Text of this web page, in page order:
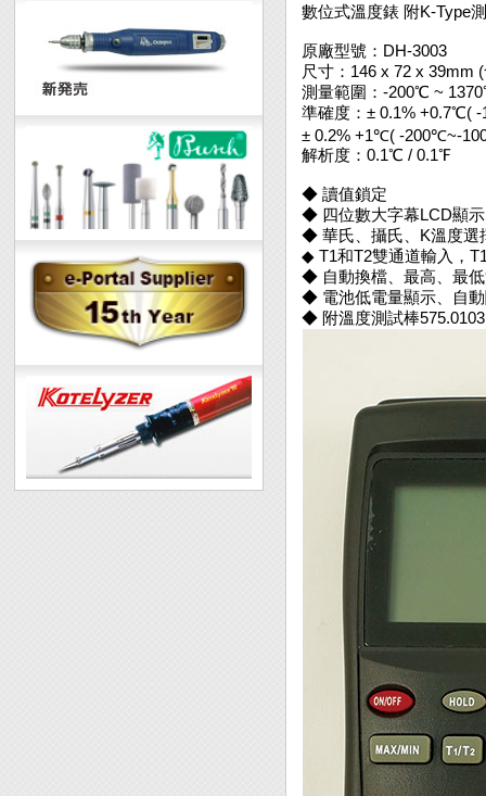
數位式溫度錶 附K-Type
原廠型號：DH-3003
尺寸：146 x 72 x 39mm
測量範圍：-200℃ ~
準確度：± 0.1% +0.7℃(
± 0.2% +1℃( -200℃~-
解析度：0.1℃ / 0.1℉
◆ 讀值鎖定
◆ 四位數大字幕LCD顯
◆ 華氏、攝氏、K溫度選
◆ T1和T2雙通道輸入，
◆ 自動換檔、最高、最
◆ 電池低電量顯示、自
◆ 附溫度測試棒